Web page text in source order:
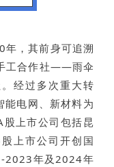
年，其前身可追溯
工合作社——雨伞
经过多次重大转
能电网、新材料为
上市公司包括昆
上市公司开创国
2023年及‌2024年